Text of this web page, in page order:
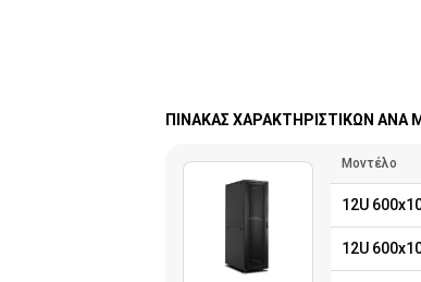
ΠΙΝΑΚΑΣ ΧΑΡΑΚΤΗΡΙΣΤΙΚΩΝ ΑΝΑ
Μοντέλο
12U
12U